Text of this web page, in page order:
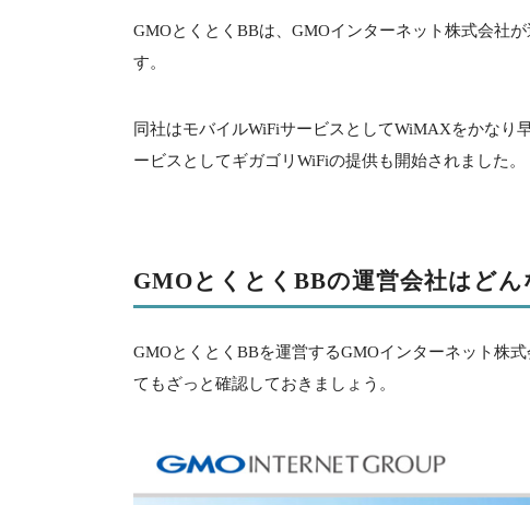
GMOとくとくBBは、GMOインターネット株式会社
す。
同社はモバイルWiFiサービスとしてWiMAXをかなり
ービスとしてギガゴリWiFiの提供も開始されました。
GMOとくとくBBの運営会社はどん
GMOとくとくBBを運営するGMOインターネット株
てもざっと確認しておきましょう。